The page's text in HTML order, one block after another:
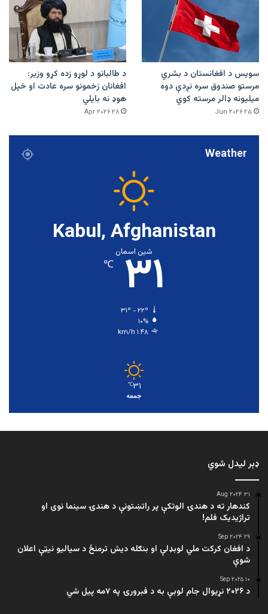
سویس د افغانستان د بشري
مرستو صندوق سره نږدې دوه
میلیونه ډالر مرسته کوي
۲۵ Jun ۲۰۲۶
د طالبانو د لوړو زده کړو وزیر:
افغانان زخمونو سره عادت او خپل
هوډ نه بایلي
۲۸ Apr ۲۰۲۶
Weather
Kabul, Afghanistan
شین اسمان
۳۱ ℃
۱۰%
۱.۴۸ km/h
۳۱℃
جمعه
ډېر لیدل شوي
۳۱ Aug ۲۰۲۴
کندهار ته د هندۍ الوتکې پر راتښتونې د هندۍ سینما نوی او
تراژيديک فلم!
۲۹ Sep ۲۰۲۴
د افغان کرکت ملي لوبډلې او بنګله دیش ترمنځ د سیالیو نیټې اعلان
شوې
۱۰ Sep ۲۰۲۵
د ۲۰۲۶ نړیوال جام لوبې به د فبرورۍ په ۷مه پیل شي